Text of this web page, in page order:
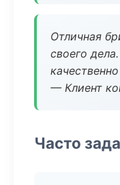
Отличная
своего
— Клиент
Часто